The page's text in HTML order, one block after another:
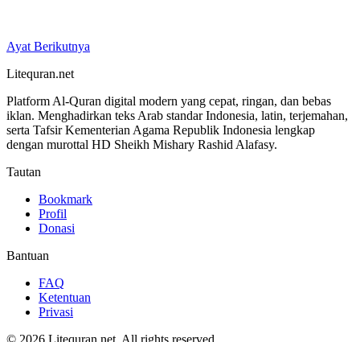
Ayat Berikutnya
Litequran.net
Platform Al-Quran digital modern yang cepat, ringan, dan bebas
iklan. Menghadirkan teks Arab standar Indonesia, latin, terjemahan,
serta Tafsir Kementerian Agama Republik Indonesia lengkap
dengan murottal HD Sheikh Mishary Rashid Alafasy.
Tautan
Bookmark
Profil
Donasi
Bantuan
FAQ
Ketentuan
Privasi
© 2026 Litequran.net. All rights reserved.